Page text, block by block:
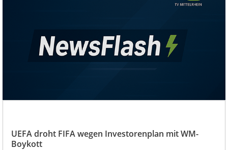
UEFA droht FIFA wegen Investorenplan mit WM-
Boykott